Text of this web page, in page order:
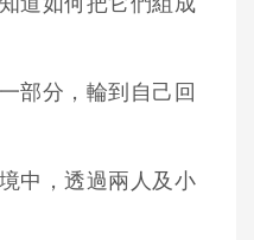
部分，輪到自己回
中，透過兩人及小